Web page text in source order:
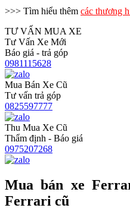
>>> Tìm hiểu thêm các thương
TƯ VẤN MUA XE
Tư Vấn Xe Mới
Báo giá - trả góp
0981115628
Mua Bán Xe Cũ
Tư vấn trả góp
0825597777
Thu Mua Xe Cũ
Thẩm định - Báo giá
0975207268
Mua bán xe
Ferrari cũ